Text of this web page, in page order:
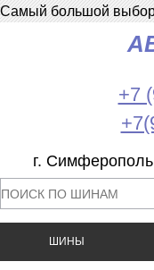
Самый большой выбор
+7
г.
ШИНЫ